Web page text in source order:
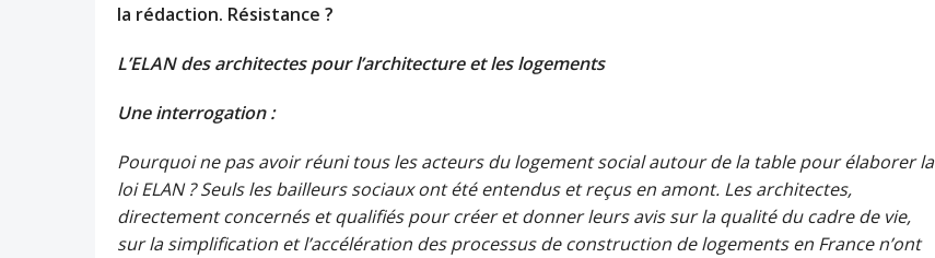
la rédaction. Résistance ?
L’ELAN des architectes pour l’architecture et les logements
Une interrogation :
Pourquoi ne pas avoir réuni tous les acteurs du logement social autour de la table pour élaborer la
loi ELAN ? Seuls les bailleurs sociaux ont été entendus et reçus en amont. Les architectes,
directement concernés et qualifiés pour créer et donner leurs avis sur la qualité du cadre de vie,
sur la simplification et l’accélération des processus de construction de logements en France n’ont